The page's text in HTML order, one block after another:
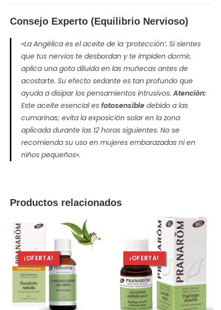
Consejo Experto (Equilibrio Nervioso)
«La Angélica es el aceite de la ‘protección’. Si sientes
que tus nervios te desbordan y te impiden dormir,
aplica una gota diluida en las muñecas antes de
acostarte. Su efecto sedante es tan profundo que
ayuda a disipar los pensamientos intrusivos. Atención:
Este aceite esencial es fotosensible debido a las
cumarinas; evita la exposición solar en la zona
aplicada durante las 12 horas siguientes. No se
recomienda su uso en mujeres embarazadas ni en
niños pequeños».
Productos relacionados
¡OFERTA! ¡OFERTA!